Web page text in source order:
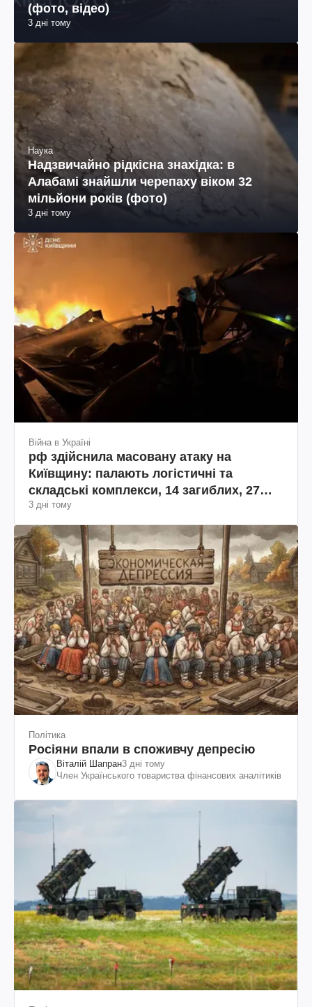
(фото, відео)
3 дні тому
Наука
Надзвичайно рідкісна знахідка: в
Алабамі знайшли черепаху віком 32
мільйони років (фото)
3 дні тому
Війна в Україні
рф здійснила масовану атаку на
Київщину: палають логістичні та
складські комплекси, 14 загиблих, 27
поранених (фото, відео)
3 дні тому
Політика
Росіяни впали в споживчу депресію
Віталій Шапран3 дні тому
Член Українського товариства фінансових аналітиків